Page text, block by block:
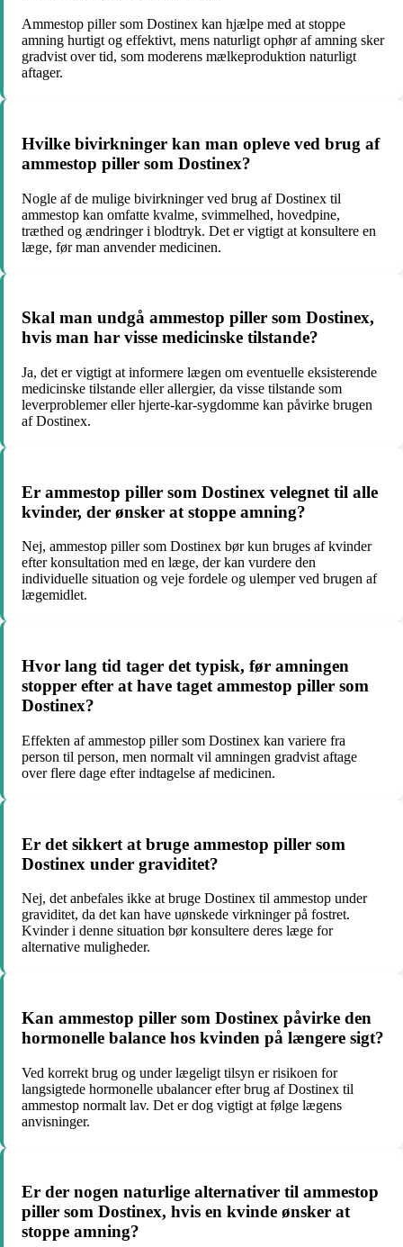
Ammestop piller som Dostinex kan hjælpe med at stoppe
amning hurtigt og effektivt, mens naturligt ophør af amning sker
gradvist over tid, som moderens mælkeproduktion naturligt
aftager.
Hvilke bivirkninger kan man opleve ved brug af
ammestop piller som Dostinex?
Nogle af de mulige bivirkninger ved brug af Dostinex til
ammestop kan omfatte kvalme, svimmelhed, hovedpine,
træthed og ændringer i blodtryk. Det er vigtigt at konsultere en
læge, før man anvender medicinen.
Skal man undgå ammestop piller som Dostinex,
hvis man har visse medicinske tilstande?
Ja, det er vigtigt at informere lægen om eventuelle eksisterende
medicinske tilstande eller allergier, da visse tilstande som
leverproblemer eller hjerte-kar-sygdomme kan påvirke brugen
af Dostinex.
Er ammestop piller som Dostinex velegnet til alle
kvinder, der ønsker at stoppe amning?
Nej, ammestop piller som Dostinex bør kun bruges af kvinder
efter konsultation med en læge, der kan vurdere den
individuelle situation og veje fordele og ulemper ved brugen af
lægemidlet.
Hvor lang tid tager det typisk, før amningen
stopper efter at have taget ammestop piller som
Dostinex?
Effekten af ammestop piller som Dostinex kan variere fra
person til person, men normalt vil amningen gradvist aftage
over flere dage efter indtagelse af medicinen.
Er det sikkert at bruge ammestop piller som
Dostinex under graviditet?
Nej, det anbefales ikke at bruge Dostinex til ammestop under
graviditet, da det kan have uønskede virkninger på fostret.
Kvinder i denne situation bør konsultere deres læge for
alternative muligheder.
Kan ammestop piller som Dostinex påvirke den
hormonelle balance hos kvinden på længere sigt?
Ved korrekt brug og under lægeligt tilsyn er risikoen for
langsigtede hormonelle ubalancer efter brug af Dostinex til
ammestop normalt lav. Det er dog vigtigt at følge lægens
anvisninger.
Er der nogen naturlige alternativer til ammestop
piller som Dostinex, hvis en kvinde ønsker at
stoppe amning?